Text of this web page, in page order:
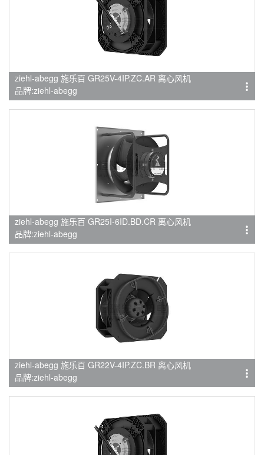
ziehl-abegg 施乐百 GR25V-4IP.ZC.AR 离心风机
品牌:ziehl-abegg
ziehl-abegg 施乐百 GR25I-6ID.BD.CR 离心风机
品牌:ziehl-abegg
ziehl-abegg 施乐百 GR22V-4IP.ZC.BR 离心风机
品牌:ziehl-abegg